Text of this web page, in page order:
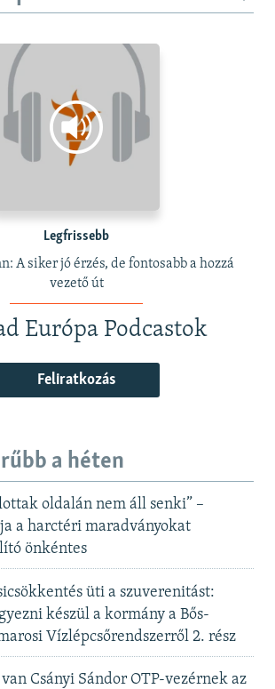
Legfrissebb
A siker jó érzés, de fontosabb a hozzá
vezető út
Európa Podcastok
Feliratkozás
a héten
oldalán nem áll senki” –
a harctéri maradványokat
önkéntes
üti a szuverenitást:
készül a kormány a Bős-
Vízlépcsőrendszerről 2. rész
Csányi Sándor OTP-vezérnek az